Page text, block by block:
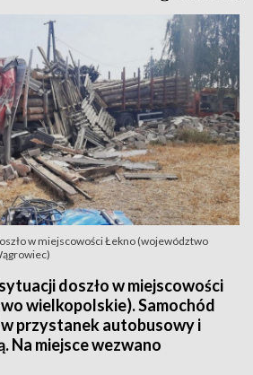
w miejscowości Łekno (województwo
doszło w miejscowości
wielkopolskie). Samochód
przystanek autobusowy i
Na miejsce wezwano